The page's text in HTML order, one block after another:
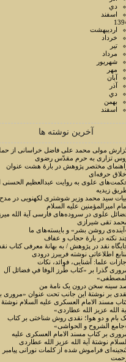
دي
اسفند
ارديبهشت
خرداد
تير
مرداد
شهريور
مهر
آبان
آذر
دي
بهمن
اسفند
آخرین نوشته ها
مولی محمد علی فاضل خراسانی از
تزاری به حرم مقدّس رضوی
مختصر پژوهش در بارۀ هشت عنوان
حرفه‌ای
علوی به روایت عبدالعظیم الحسنی
زیدیه
سید محمد وزیر شوشتری لکهنویی در مدح
امیرالمؤمنین علیه السلام
علوی در سروده‌های فارسی آیة الله
تقی شیرازی
روشن بشر» و بایسته‌های ما
نکته در بارۀ حجاب و عفاف
نقد در پژوهش / به بهانۀ معرفی کتاب نقد
اطلاعاتی نوشته فریبرز درودی
علما: آشنایی، فوائد، نکات
گذرا بر «کتاب طُرز الوفا في فضائل آل
سینه سخن درون یک نامۀ من
بر نوشتۀ این جانب تحت عنوان «مروری
مسند الامام العسکری علیه السلام نوشتۀ
الله عزیز الله عطاردی»
بام و دو هوا؛ نقدی روش شناختی بر کتاب
الشروح و الحواشی»
بر کتاب مسند الامام العسکری علیه
نوشتۀ آیة الله عزیز الله عطاردی
فراموش شده از کلمات نورانی پیامبر